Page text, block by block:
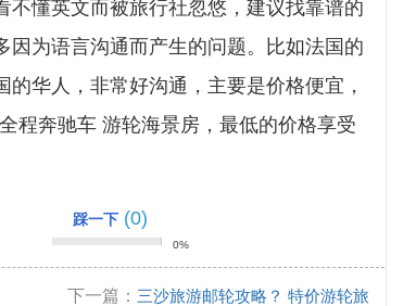
不懂英文而被旅行社忽悠，建议找靠谱的
因为语言沟通而产生的问题。比如法国的
华人，非常好沟通，主要是价格便宜，
程奔驰车 游轮海景房，最低的价格享受
踩一下 (0)
0%
下一篇： 三沙旅游邮轮攻略？ 特价游轮旅